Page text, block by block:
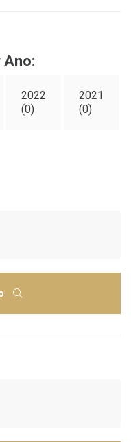
2022
(0)
2021
(0)